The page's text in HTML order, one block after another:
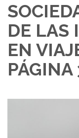
DE LAS
EN
PÁGINA